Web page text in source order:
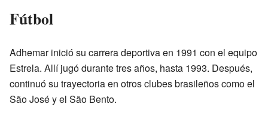
Fútbol
Adhemar inició su carrera deportiva en 1991 con el equipo
Estrela. Allí jugó durante tres años, hasta 1993. Después,
continuó su trayectoria en otros clubes brasileños como el
São José y el São Bento.